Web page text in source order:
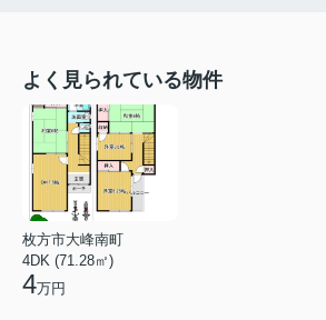
よく見られている物件
枚方市大峰南町
4DK (71.28㎡)
4万円